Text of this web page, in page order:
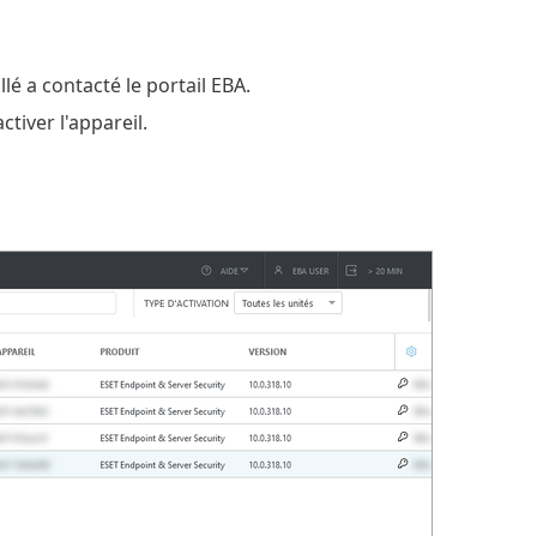
a contacté le portail EBA.
l'appareil.